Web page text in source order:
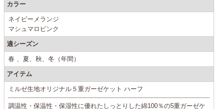
カラー
ネイビーメランジ
マシュマロピンク
適シーズン
春 、夏、秋、冬（年間）
アイテム
ミルゼ生地オリジナル５重ガーゼケット ハーフ
調温性・保温性・保湿性に優れたしっとりした綿100％の5重ガーゼケ